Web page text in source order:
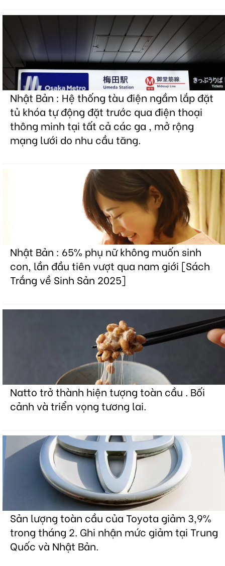
Nhật Bản : Hệ thống tàu điện ngầm lắp đặt
tủ khóa tự động đặt trước qua điện thoại
thông minh tại tất cả các ga , mở rộng
mạng lưới do nhu cầu tăng.
Nhật Bản : 65% phụ nữ không muốn sinh
con, lần đầu tiên vượt qua nam giới [Sách
Trắng về Sinh Sản 2025]
Natto trở thành hiện tượng toàn cầu . Bối
cảnh và triển vọng tương lai.
Sản lượng toàn cầu của Toyota giảm 3,9%
trong tháng 2. Ghi nhận mức giảm tại Trung
Quốc và Nhật Bản.